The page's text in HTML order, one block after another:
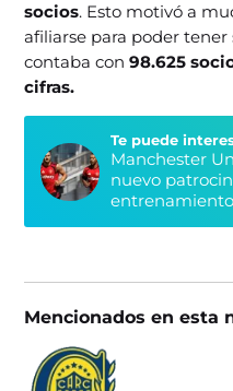
socios. Esto motivó a
afiliarse para poder
contaba con98.625
cifras.
Te puede
Manchester
nuevo
entrenamiento
Mencionados en esta